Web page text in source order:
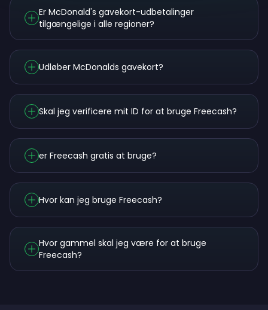
Er McDonald's gavekort-udbetalinger
tilgængelige i alle regioner?
Udløber McDonalds gavekort?
Skal jeg verificere mit ID for at bruge Freecash?
er Freecash gratis at bruge?
Hvor kan jeg bruge Freecash?
Hvor gammel skal jeg være for at bruge
Freecash?